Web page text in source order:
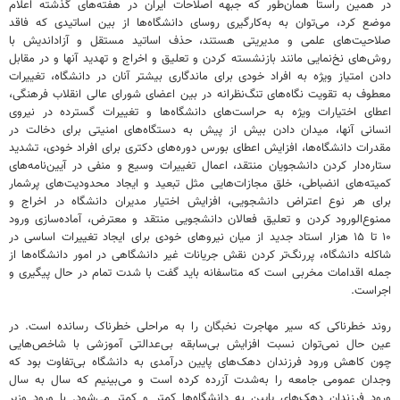
در همین راستا همان‌طور که جبهه اصلاحات ایران در هفته‌های گذشته اعلام
موضع کرد، می‌توان به به‌کارگیری روسای دانشگاه‌ها از بین اساتیدی که فاقد
صلاحیت‌های علمی و مدیریتی هستند، حذف اساتید مستقل و آزاداندیش با
روش‌های نخ‌نمایی مانند بازنشسته کردن و تعلیق و اخراج و تهدید آنها و در مقابل
دادن امتیاز ویژه به افراد خودی برای ماندگاری بیشتر آنان در دانشگاه، تغییرات
معطوف به تقویت نگاه‌های تنگ‌نظرانه در بین اعضای شورای عالی انقلاب فرهنگی،
اعطای اختیارات ویژه به حراست‌های دانشگاه‌ها و تغییرات گسترده در نیروی
انسانی آنها، میدان دادن بیش از پیش به دستگاه‌های امنیتی برای دخالت در
مقدرات دانشگاه‌ها، افزایش اعطای بورس دوره‌های دکتری برای افراد خودی، تشدید
ستاره‌دار کردن دانشجویان منتقد، اعمال تغییرات وسیع و منفی در آیین‌نامه‌های
کمیته‌های انضباطی، خلق مجازات‌هایی مثل تبعید و ایجاد محدودیت‌های پرشمار
برای هر نوع اعتراض دانشجویی، افزایش اختیار مدیران دانشگاه در اخراج و
ممنوع‌الورود کردن و تعلیق فعالان دانشجویی منتقد و معترض، آماده‌سازی ورود
۱۰ تا ۱۵ هزار استاد جدید از میان نیروهای خودی برای ایجاد تغییرات اساسی در
شاکله دانشگاه، پررنگ‌تر کردن نقش جریانات غیر دانشگاهی در امور دانشگاه‌ها از
جمله اقدامات مخربی است که متاسفانه باید گفت با شدت تمام در حال پیگیری و
اجراست.
روند خطرناکی که سیر مهاجرت نخبگان را به مراحلی خطرناک رسانده است. در
عین حال نمی‌توان نسبت افزایش بی‌سابقه بی‌عدالتی آموزشی با شاخص‌هایی
چون کاهش ورود فرزندان دهک‌های پایین درآمدی به دانشگاه بی‌تفاوت بود که
وجدان عمومی جامعه را به‌شدت آزرده کرده است و می‌بینیم که سال به سال